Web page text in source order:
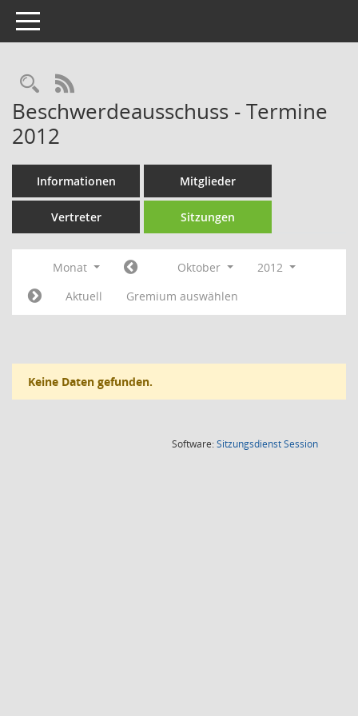
Toggle navigation
Rechercheauswahl
RSS-Feed
Beschwerdeausschuss - Termine
2012
Informationen Mitglieder
Vertreter Sitzungen
Monat Oktober
2012
Aktuell
Gremium auswählen
Keine Daten gefunden.
Software:SitzungsdienstSession(Wird in